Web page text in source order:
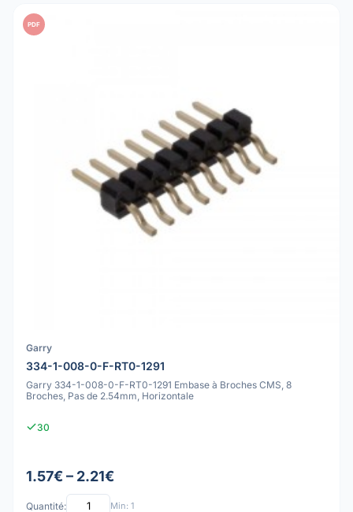
PDF
Garry
334-1-008-0-F-RT0-1291
Garry 334-1-008-0-F-RT0-1291 Embase à Broches CMS, 8
Broches, Pas de 2.54mm, Horizontale
30
1.57€ – 2.21€
Quantité: Min: 1